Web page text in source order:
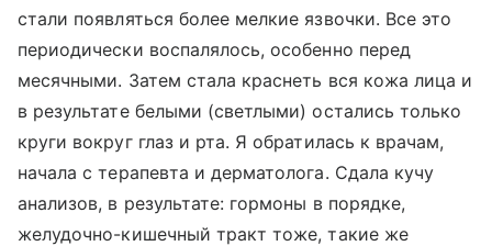
стали появляться более мелкие язвочки. Все это
периодически воспалялось, особенно перед
месячными. Затем стала краснеть вся кожа лица и
в результате белыми (светлыми) остались только
круги вокруг глаз и рта. Я обратилась к врачам,
начала с терапевта и дерматолога. Сдала кучу
анализов, в результате: гормоны в порядке,
желудочно-кишечный тракт тоже, такие же